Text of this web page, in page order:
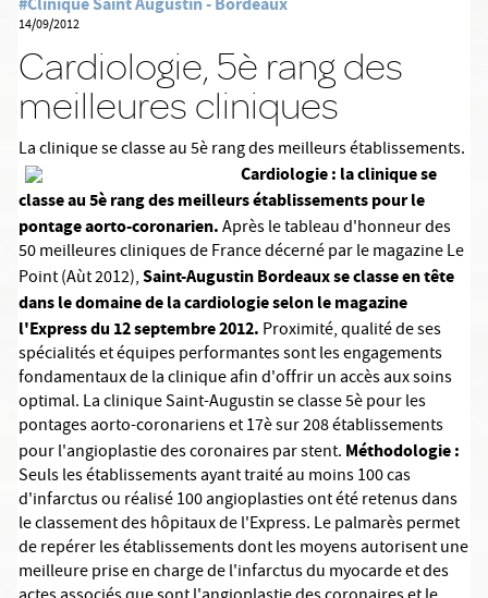
14/09/2012
Cardiologie, 5è rang des
meilleures cliniques
La clinique se classe au 5è rang des meilleurs établissements.
Cardiologie : la clinique se
classe au 5è rang des meilleurs établissements pour le
pontage aorto-coronarien.Après le tableau d'honneur des
50 meilleures cliniques de France décerné par le magazine Le
Point (Aùt 2012),Saint-Augustin Bordeauxse classe en tête
dans le domaine de la cardiologie selon le magazine
l'Express du 12 septembre 2012. Proximité, qualité de ses
spécialités et équipes performantes sont les engagements
fondamentaux de la clinique afin d'offrir un accès aux soins
optimal. La clinique Saint-Augustin se classe 5è pour les
pontages aorto-coronariens et 17è sur 208 établissements
pour l'angioplastie des coronaires par stent. Méthodologie :
Seuls les établissements ayant traité au moins 100 cas
d'infarctus ou réalisé 100 angioplasties ont été retenus dans
le classement des hôpitaux de l'Express. Le palmarès permet
de repérer les établissements dont les moyens autorisent une
meilleure prise en charge de l'infarctus du myocarde et des